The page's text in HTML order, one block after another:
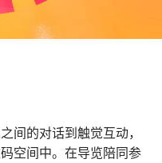
间的对话到触觉互动，
空间中。在导览陪同参